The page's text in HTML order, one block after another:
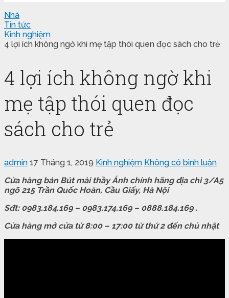
Nhà
Tin tức
Kinh nghiệm
4 lợi ích không ngờ khi mẹ tập thói quen đọc sách cho trẻ
4 lợi ích không ngờ khi
mẹ tập thói quen đọc
sách cho trẻ
admin 17 Tháng 1, 2019 Kinh nghiệm Không có bình luận
Cửa hàng bán Bút mài thầy Ánh chính hãng địa chỉ 3/A5
ngõ 215 Trần Quốc Hoàn, Cầu Giấy, Hà Nội
Sđt: 0983.184.169 – 0983.174.169 – 0888.184.169 .
Cửa hàng mở cửa từ 8:00 – 17:00 từ thứ 2 đến chủ nhật